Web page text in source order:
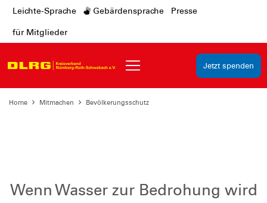
Leichte-Sprache Gebärdensprache Presse
für Mitglieder
Jetzt spenden
Home Mitmachen Bevölkerungsschutz
Wenn Wasser zur Bedrohung wird